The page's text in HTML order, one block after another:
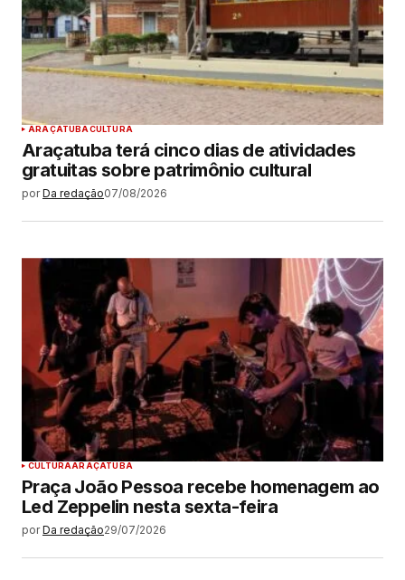
ARAÇATUBACULTURA
Araçatuba terá cinco dias de atividades
gratuitas sobre patrimônio cultural
por Da redação07/08/2026
CULTURAARAÇATUBA
Praça João Pessoa recebe homenagem ao
Led Zeppelin nesta sexta-feira
por Da redação29/07/2026